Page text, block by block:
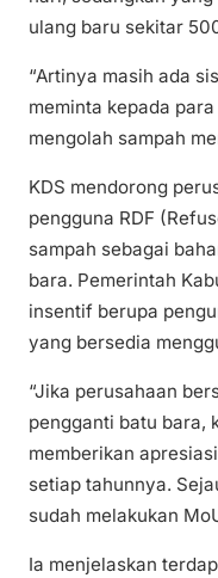
ulang baru sekitar
“Artinya masih ada
meminta kepada
mengolah sampah
KDS mendorong
pengguna RDF
sampah sebagai
bara. Pemerintah
insentif berupa
yang bersedia
“Jika perusahaan
pengganti batu bara,
memberikan
setiap tahunnya.
sudah melakukan
Ia menjelaskan